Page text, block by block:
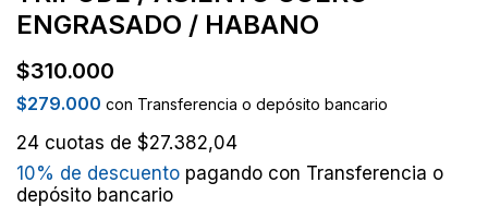
ENGRASADO / HABANO
$310.000
$279.000 con Transferencia o depósito bancario
24 cuotas de $27.382,04
10% de descuento pagando con Transferencia o
depósito bancario